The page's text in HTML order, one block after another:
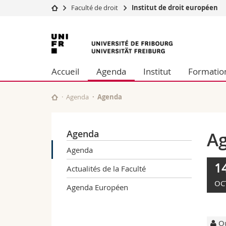
Université
Recherche
Université
Formation continue
Sciences
Lettres et
Faculté de droit Institut de droit européen
Université
de
Fribourg
Accueil Agenda Institut
Agenda Agenda
Agenda
Agenda
Actualités de la Faculté
Agenda Européen